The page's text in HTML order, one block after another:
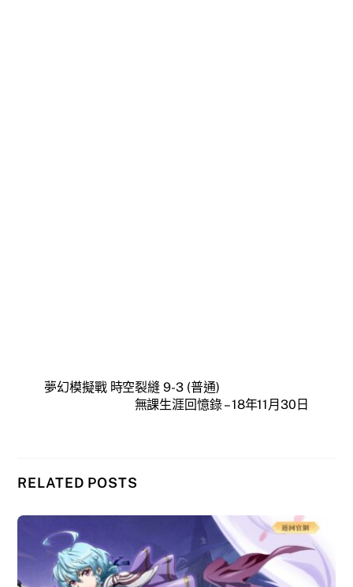
夢幻模擬戰 時空裂縫 9-3 (普通)
無課生涯回憶錄 – 18年11月30日
RELATED POSTS